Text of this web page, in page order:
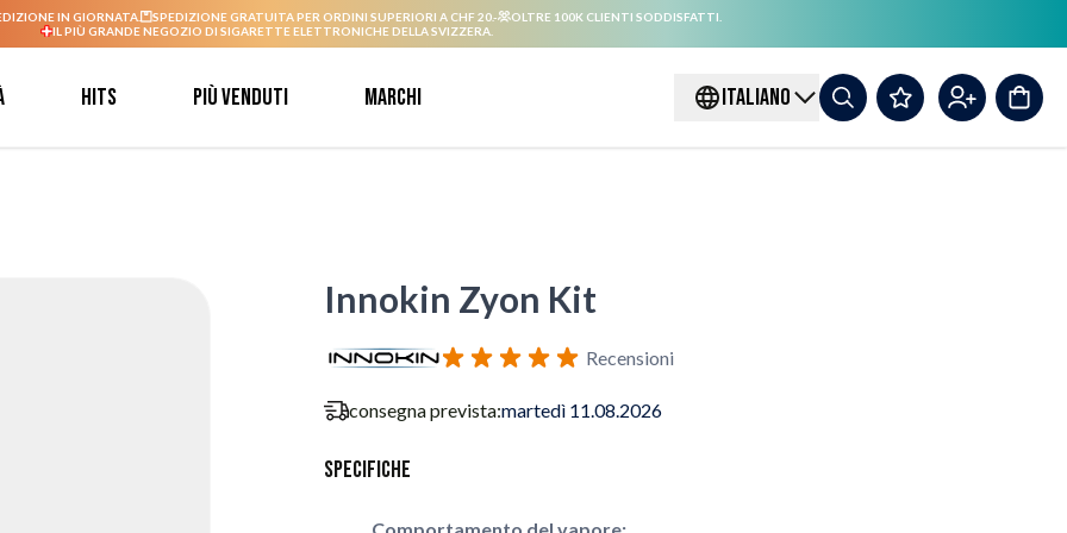
IN GIORNATA. SPEDIZIONE GRATUITA PER ORDINI SUPERIORI A CHF 20.-
OLTRE 100K CLIENTI SODDISFATTI.
IL PIÙ GRANDE NEGOZIO DI SIGARETTE ELETTRONICHE DELLA SVIZZERA.
Hits Più venduti Marchi ITALIANO
Innokin Zyon Kit
Recensioni
consegna prevista:martedì 11.08.2026
Specifiche